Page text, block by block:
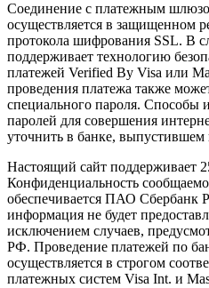
Соединение с платежным
осуществляется в защищенном
протокола шифрования SSL. В
поддерживает технологию
платежей Verified By Visa или
проведения платежа также
специального пароля. Способы
паролей для совершения
уточнить в банке, выпустившем
Настоящий сайт поддерживает
Конфиденциальность
обеспечивается ПАО Сбербанк
информация не будет
исключением случаев,
РФ. Проведение платежей по
осуществляется в строгом
платежных систем Visa Int. и